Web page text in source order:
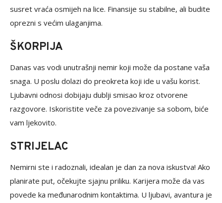
susret vraća osmijeh na lice. Finansije su stabilne, ali budite
oprezni s većim ulaganjima.
ŠKORPIJA
Danas vas vodi unutrašnji nemir koji može da postane vaša
snaga. U poslu dolazi do preokreta koji ide u vašu korist.
Ljubavni odnosi dobijaju dublji smisao kroz otvorene
razgovore. Iskoristite veče za povezivanje sa sobom, biće
vam ljekovito.
STRIJELAC
Nemirni ste i radoznali, idealan je dan za nova iskustva! Ako
planirate put, očekujte sjajnu priliku. Karijera može da vas
povede ka međunarodnim kontaktima. U ljubavi, avantura je